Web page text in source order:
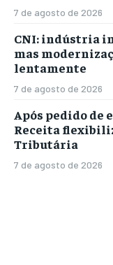
7 de agosto de 2026
CNI: indústria
mas
lentamente
7 de agosto de 2026
Após pedido de
Receita
Tributária
7 de agosto de 2026